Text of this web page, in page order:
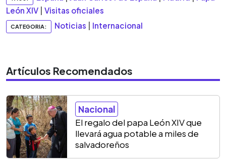
León XIV
Visitas oficiales
CATEGORIA: Noticias Internacional
Artículos Recomendados
Nacional
El regalo del papa León XIV que
llevará agua potable a miles de
salvadoreños